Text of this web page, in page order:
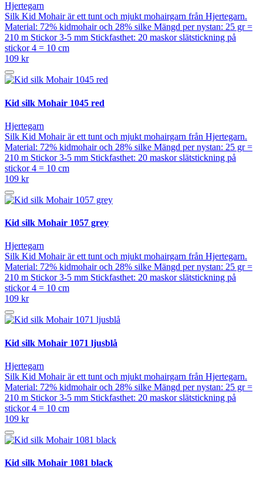
Hjertegarn
Silk Kid Mohair är ett tunt och mjukt mohairgarn från Hjertegarn.
Material: 72% kidmohair och 28% silke Mängd per nystan: 25 gr =
210 m Stickor 3-5 mm Stickfasthet: 20 maskor slätstickning på
stickor 4 = 10 cm
109 kr
Kid silk Mohair 1045 red
Hjertegarn
Silk Kid Mohair är ett tunt och mjukt mohairgarn från Hjertegarn.
Material: 72% kidmohair och 28% silke Mängd per nystan: 25 gr =
210 m Stickor 3-5 mm Stickfasthet: 20 maskor slätstickning på
stickor 4 = 10 cm
109 kr
Kid silk Mohair 1057 grey
Hjertegarn
Silk Kid Mohair är ett tunt och mjukt mohairgarn från Hjertegarn.
Material: 72% kidmohair och 28% silke Mängd per nystan: 25 gr =
210 m Stickor 3-5 mm Stickfasthet: 20 maskor slätstickning på
stickor 4 = 10 cm
109 kr
Kid silk Mohair 1071 ljusblå
Hjertegarn
Silk Kid Mohair är ett tunt och mjukt mohairgarn från Hjertegarn.
Material: 72% kidmohair och 28% silke Mängd per nystan: 25 gr =
210 m Stickor 3-5 mm Stickfasthet: 20 maskor slätstickning på
stickor 4 = 10 cm
109 kr
Kid silk Mohair 1081 black